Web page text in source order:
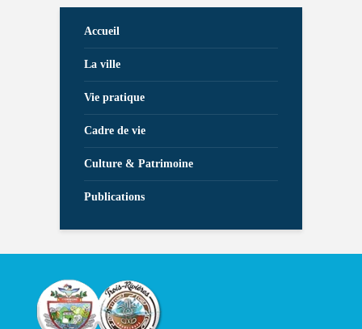
Accueil
La ville
Vie pratique
Cadre de vie
Culture & Patrimoine
Publications